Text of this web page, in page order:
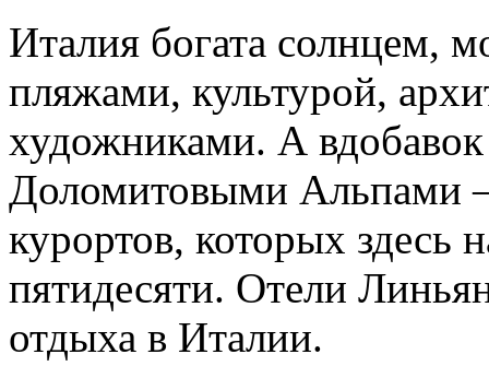
Италия богата солнцем,
пляжами, культурой,
художниками. А
Доломитовыми Альпами
курортов, которых здесь
пятидесяти. Отели
отдыха в Италии.